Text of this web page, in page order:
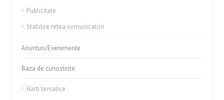
Publicitate
Stabilire retea comunicatori
Anunturi/Evenimente
Baza de cunostinte
Harti tematice